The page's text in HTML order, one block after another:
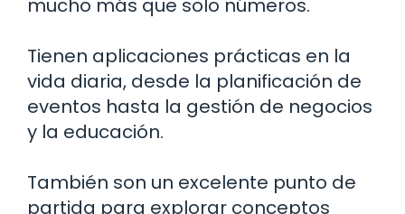
Tienen aplicaciones prácticas en la
vida diaria, desde la planificación de
eventos hasta la gestión de negocios
y la educación.
También son un excelente punto de
partida para explorar conceptos